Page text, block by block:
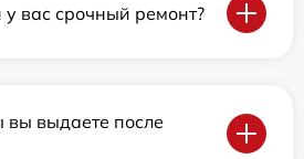
вас срочный ремонт?
выдаете после